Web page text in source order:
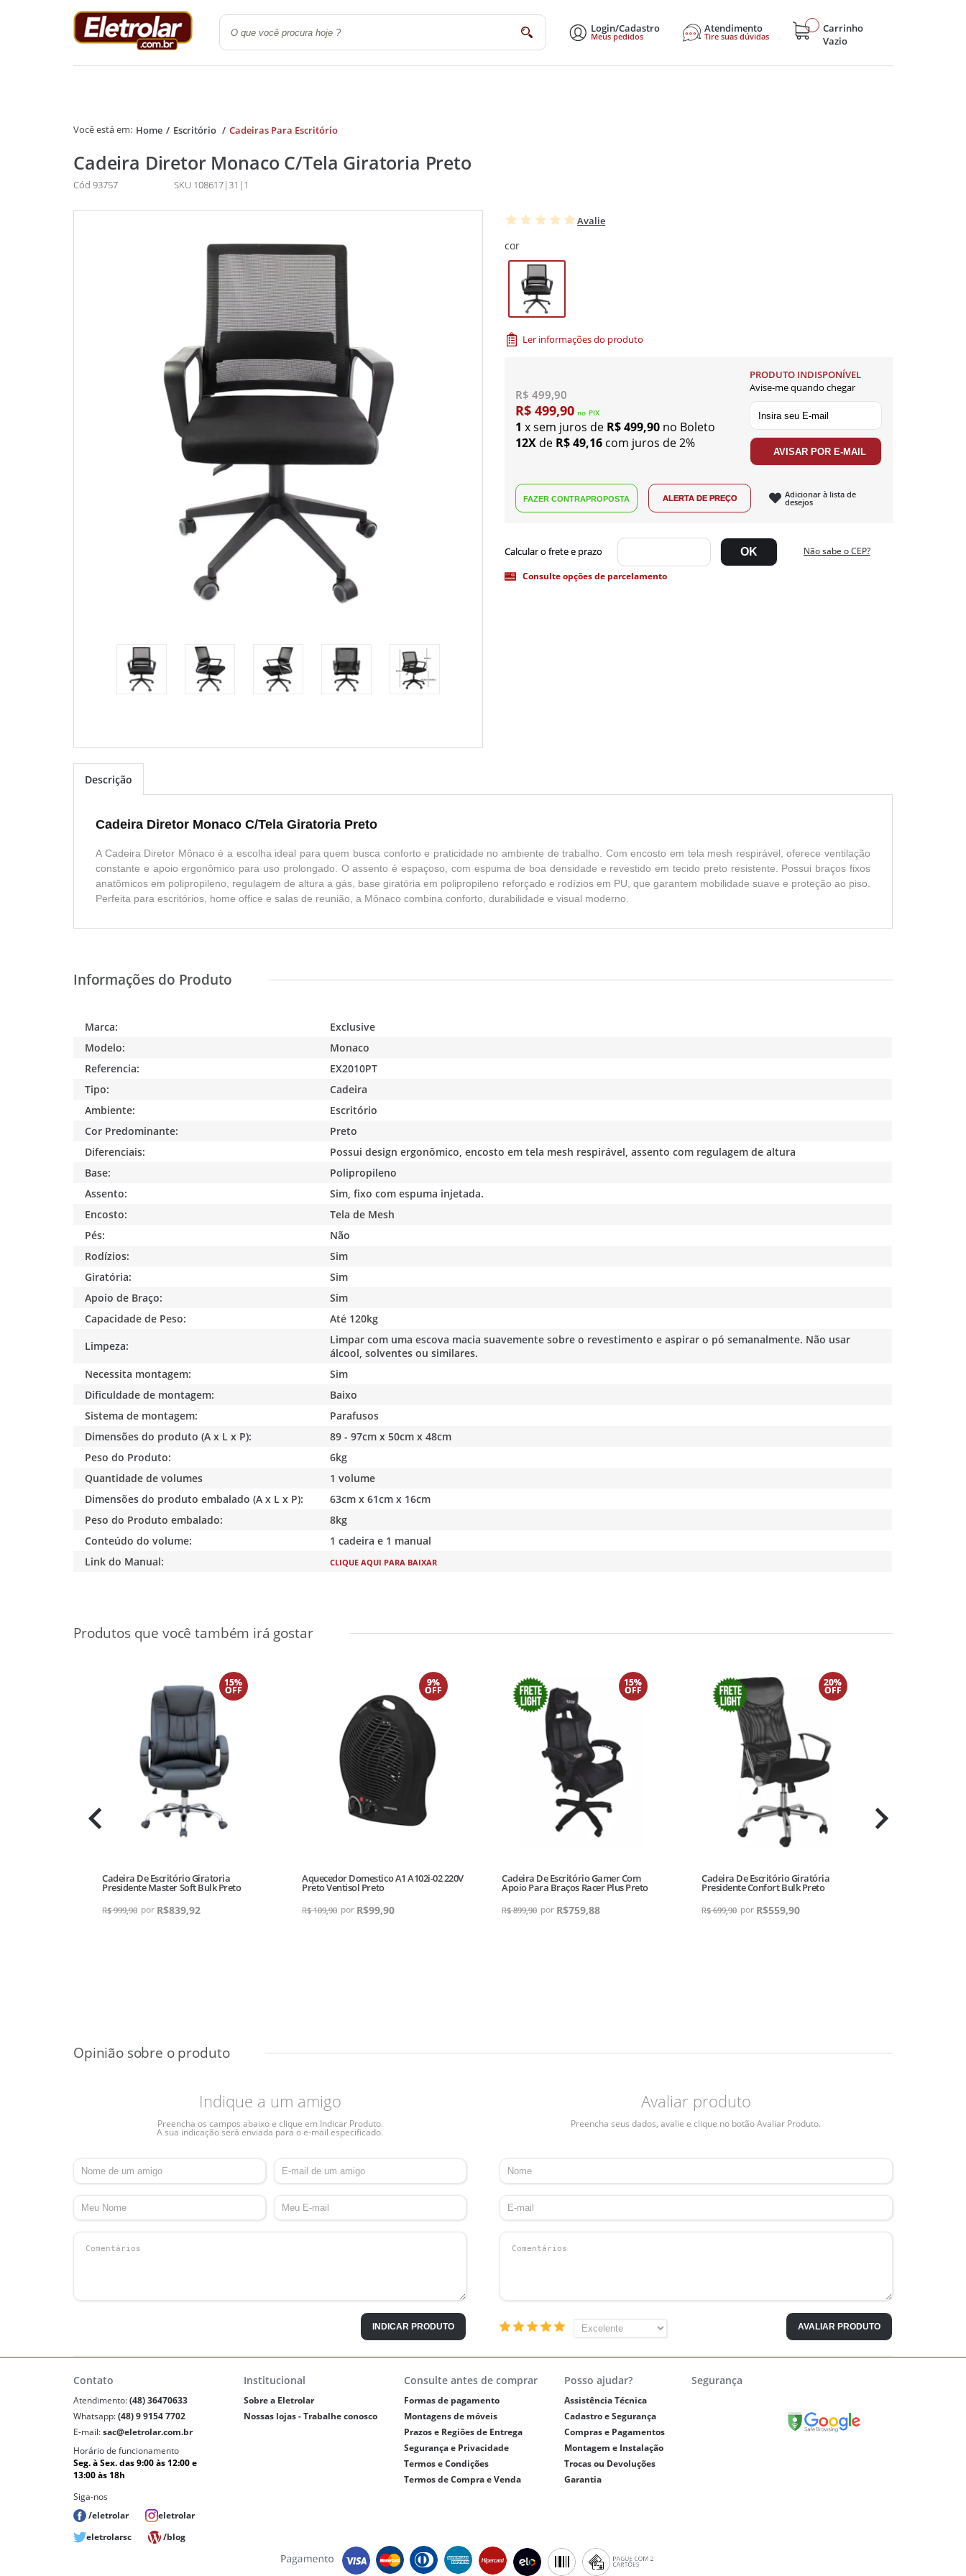
Login/Cadastro
Meus pedidos
Atendimento
Tire suas dúvidas
Carrinho
Vazio
Quarto Utilidades Domésticas Eletrodomésticos Eletroportáteis Hobby e Lazer
Home Escritório Cadeiras Para Escritório
Cadeira Diretor Monaco C/Tela Giratoria Preto
Cód 93757 SKU 108617|31|1
Avalie
cor
Ler informações do produto
R$ 499,90
R$ 499,90 no PIX
1 x sem juros de R$ 499,90 no Boleto
12X de R$ 49,16 com juros de 2%
PRODUTO INDISPONÍVEL
Avise-me quando chegar
Adicionar à lista de
desejos
Não sabe o CEP?
Consulte opções de parcelamento
Descrição
Cadeira Diretor Monaco C/Tela Giratoria Preto
A Cadeira Diretor Mônaco é a escolha ideal para quem busca conforto e praticidade no ambiente de trabalho. Com encosto em tela mesh respirável, oferece ventilação
constante e apoio ergonômico para uso prolongado. O assento é espaçoso, com espuma de boa densidade e revestido em tecido preto resistente. Possui braços fixos
anatômicos em polipropileno, regulagem de altura a gás, base giratória em polipropileno reforçado e rodízios em PU, que garantem mobilidade suave e proteção ao piso.
Perfeita para escritórios, home office e salas de reunião, a Mônaco combina conforto, durabilidade e visual moderno.
Marca:
Exclusive
Modelo:
Monaco
Referencia:
EX2010PT
Tipo:
Cadeira
Ambiente:
Escritório
Cor Predominante:
Preto
Diferenciais:
Possui design ergonômico, encosto em tela mesh respirável, assento com regulagem de altura
Base:
Polipropileno
Assento:
Sim, fixo com espuma injetada.
Encosto:
Tela de Mesh
Pés:
Não
Rodízios:
Sim
Giratória:
Sim
Apoio de Braço:
Sim
Capacidade de Peso:
Até 120kg
Limpeza:
Limpar com uma escova macia suavemente sobre o revestimento e aspirar o pó semanalmente. Não usar
álcool, solventes ou similares.
Necessita montagem:
Sim
Dificuldade de montagem:
Baixo
Sistema de montagem:
Parafusos
Dimensões do produto (A x L x P):
89 - 97cm x 50cm x 48cm
Peso do Produto:
6kg
Quantidade de volumes
1 volume
Dimensões do produto embalado (A x L x P):
63cm x 61cm x 16cm
Peso do Produto embalado:
8kg
Conteúdo do volume:
1 cadeira e 1 manual
Link do Manual:
CLIQUE AQUI PARA BAIXAR
15%
OFF
Cadeira De Escritório Giratoria
Presidente Master Soft Bulk Preto
R$ 999,90 R$839,92
9%
OFF
Aquecedor Domestico A1 A102i-02 220V
Preto Ventisol Preto
R$ 109,90 R$99,90
15%
OFF
Cadeira De Escritório Gamer Com
Apoio Para Braços Racer Plus Preto
R$ 899,90 R$759,88
20%
OFF
Cadeira De Escritório Giratória
Presidente Confort Bulk Preto
R$ 699,90 R$559,90
Indique a um amigo
Preencha os campos abaixo e clique em Indicar Produto.
A sua indicação será enviada para o e-mail especificado.
INDICAR PRODUTO
Avaliar produto
Preencha seus dados, avalie e clique no botão Avaliar Produto.
AVALIAR PRODUTO
Contato
Atendimento:(48) 36470633
Whatsapp:(48) 9 9154 7702
E-mail:sac@eletrolar.com.br
Horário de funcionamento
Seg. à Sex. das 9:00 às 12:00 e
13:00 às 18h
Siga-nos
/eletrolar
eletrolar
eletrolarsc
/blog
Institucional
Sobre a Eletrolar
Nossas lojas - Trabalhe conosco
Consulte antes de comprar
Formas de pagamento
Montagens de móveis
Prazos e Regiões de Entrega
Segurança e Privacidade
Termos e Condições
Termos de Compra e Venda
Posso ajudar?
Assistência Técnica
Cadastro e Segurança
Compras e Pagamentos
Montagem e Instalação
Trocas ou Devoluções
Garantia
Segurança